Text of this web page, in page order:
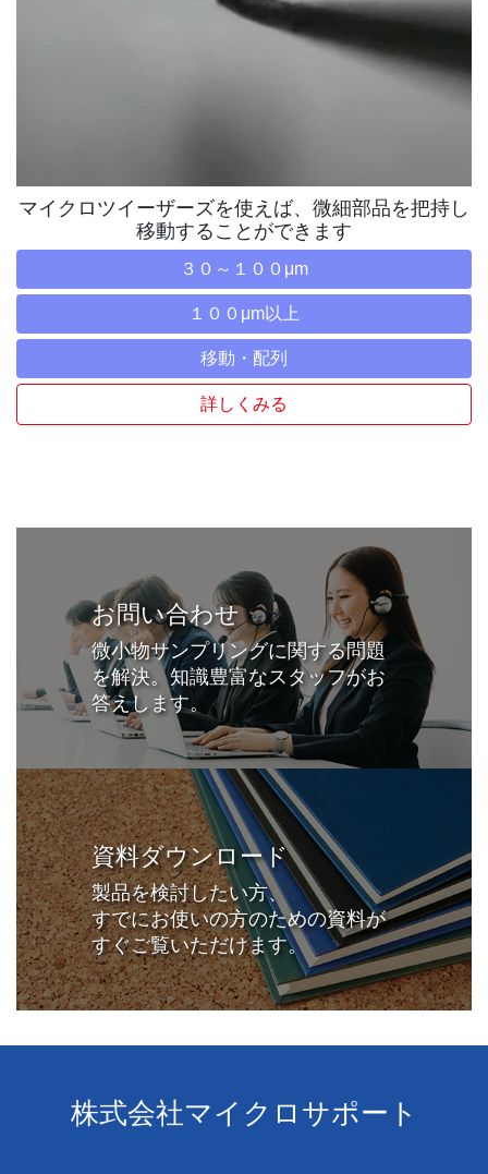
マイクロツイーザーズを使えば、微細部品を把持し
移動することができます
３０～１００μm
１００μm以上
移動・配列
詳しくみる
お問い合わせ
微小物サンプリングに関する問題
を解決。知識豊富なスタッフがお
答えします。
資料ダウンロード
製品を検討したい方、
すでにお使いの方のための資料が
すぐご覧いただけます。
株式会社マイクロサポート